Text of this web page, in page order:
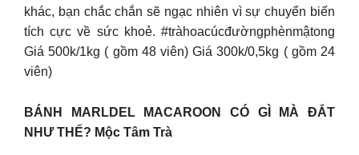
khác, bạn chắc chắn sẽ ngạc nhiên vì sự chuyển biến
tích cực về sức khoẻ. #tràhoacúcđườngphènmậtong
Giá 500k/1kg ( gồm 48 viên) Giá 300k/0,5kg ( gồm 24
viên)
BÁNH MARLDEL MACAROON CÓ GÌ MÀ ĐẮT
NHƯ THẾ? Mộc Tâm Trà